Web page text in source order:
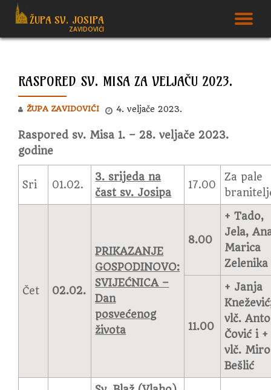
to
ŽUPA SV. JOSIPA
ZAVIDOVIĆI
RASPORED SV. MISA ZA VELJAČU 2023.
ŽUPA ZAVIDOVIĆI 4. veljače 2023.
Raspored sv. Misa 1. – 28. veljače 2023.
godine
Sri 01.02.
3. srijeda na
čast sv. Josipa
17.00
Za pale
Čet 02.02.
PRIKAZANJE
GOSPODINOVO:
SVIJEĆNICA –
Dan
posvećenog
života
8.00
+ Tado,
Jela,
Marica
Zelenika
11.00
+ Janja
vlč. Anto
Čović i +
vlč. Miro
Bešlić